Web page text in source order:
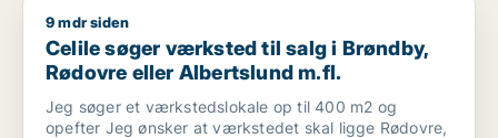
Celile søger værksted til salg i Brøndby, Rødovre eller
9 mdr siden
Celile søger værksted til salg i Brøndby,
Rødovre eller Albertslund m.fl.
Jeg søger et værkstedslokale op til 400 m2 og
opefter Jeg ønsker at værkstedet skal ligge Rødovre,